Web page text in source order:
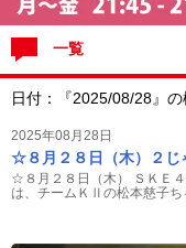
一覧
日付：『2025/08/28』
2025年08月28日
☆８月２８日（木）２じ
☆８月２８日（木） ＳＫＥ
は、チームＫⅡの松本慈子ち